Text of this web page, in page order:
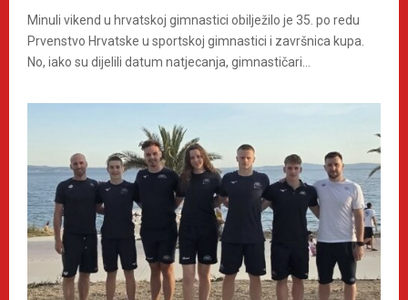
Minuli vikend u hrvatskoj gimnastici obilježilo je 35. po redu
Prvenstvo Hrvatske u sportskoj gimnastici i završnica kupa.
No, iako su dijelili datum natjecanja, gimnastičari...